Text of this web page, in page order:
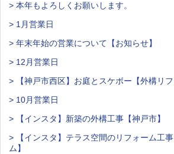
> 本年もよろしくお願いします。
> 1月営業日
> 年末年始の営業について【お知らせ】
> 12月営業日
> 【神戸市西区】お庭とスケボー【外構リフ
> 10月営業日
> 【インスタ】新築の外構工事【神戸市】
> 【インスタ】テラス空間のリフォーム工
ム】